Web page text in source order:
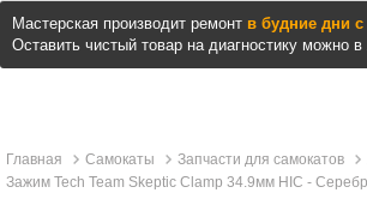
Мастерская производит ремонт в будние дни с
Оставить чистый товар на диагностику можно
Главная Самокаты Запчасти для самокатов
Зажим Tech Team Skeptic Clamp 34.9мм HIC -